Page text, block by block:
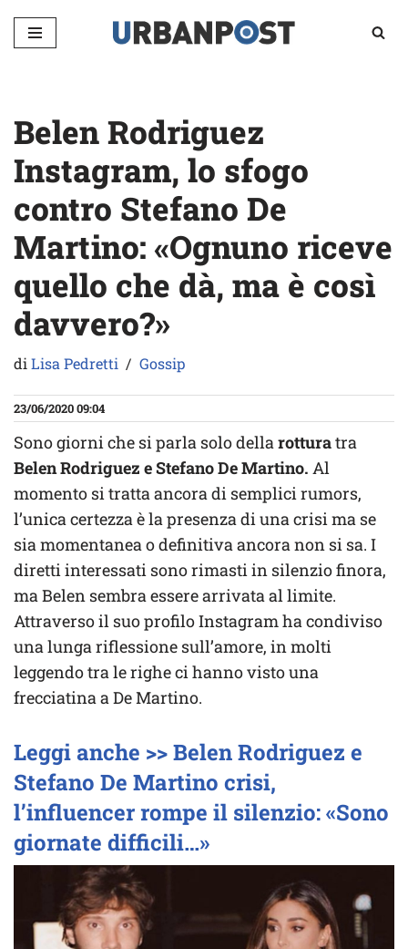
Vai
Belen Rodriguez
Instagram, lo sfogo
contro Stefano De
Martino: «Ognuno riceve
quello che dà, ma è così
davvero?»
diLisa Pedretti Gossip
23/06/2020 09:04
Sono giorni che si parla solo dellarotturatra
Belen Rodriguez e Stefano De Martino. Al
momento si tratta ancora di semplici rumors,
l’unica certezza è la presenza di una crisi ma se
sia momentanea o definitiva ancora non si sa. I
diretti interessati sono rimasti in silenzio finora,
ma Belen sembra essere arrivata al limite.
Attraverso il suo profilo Instagram ha condiviso
una lunga riflessione sull’amore, in molti
leggendo tra le righe ci hanno visto una
frecciatina a De Martino.
Leggi anche >> Belen Rodriguez e
Stefano De Martino crisi,
l’influencer rompe il silenzio: «Sono
giornate difficili…»